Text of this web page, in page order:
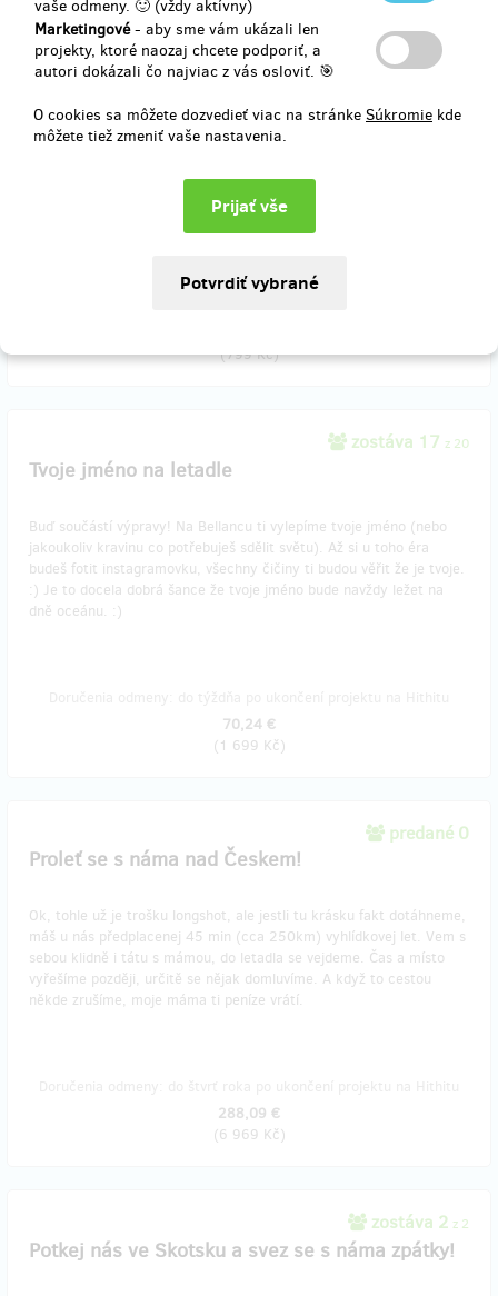
vaše odmeny. 🙂 (vždy aktívny)
Marketingové- aby sme vám ukázali len
projekty, ktoré naozaj chcete podporiť, a
autori dokázali čo najviac z vás osloviť. 🎯
O cookies sa môžete dozvedieť viac na stránke Súkromie kde
môžete tiež zmeniť vaše nastavenia.
(469 Kč
Tričko Crazy High
Kup tričko, staň se šílencem. Dodání poštou do konce února, hoď
nám velikost do zprávy tady na Hithitu.
Doručenia odmeny: na adresu, do mesiaca po ukončení projektu na
(799 Kč)
zostáva 17 z 20
Tvoje jméno na letadle
Buď součástí výpravy! Na Bellancu ti vylepíme tvoje jméno (nebo
jakoukoliv kravinu co potřebuješ sdělit světu). Až si u toho éra
budeš fotit instagramovku, všechny čičiny ti budou věřit že je tvoje.
:) Je to docela dobrá šance že tvoje jméno bude navždy ležet na
dně oceánu. :)
70,24 €
(1 699 Kč)
predané 0
Proleť se s náma nad Českem!
Ok, tohle už je trošku longshot, ale jestli tu krásku fakt dotáhneme,
máš u nás předplacenej 45 min (cca 250km) vyhlídkovej let. Vem s
sebou klidně i tátu s mámou, do letadla se vejdeme. Čas a místo
vyřešíme později, určitě se nějak domluvíme. A když to cestou
někde zrušíme, moje máma ti peníze vrátí.
288,09 €
(6 969 Kč)
zostáva 2 z 2
Potkej nás ve Skotsku a svez se s náma zpátky!